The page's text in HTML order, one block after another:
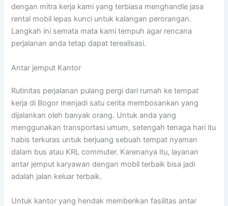
dengan mitra kerja kami yang terbiasa menghandle jasa
rental mobil lepas kunci untuk kalangan perorangan.
Langkah ini semata mata kami tempuh agar rencana
perjalanan anda tetap dapat terealisasi.
Antar jemput Kantor
Rutinitas perjalanan pulang pergi dari rumah ke tempat
kerja di Bogor menjadi satu cerita membosankan yang
dijalankan oleh banyak orang. Untuk anda yang
menggunakan transportasi umum, setengah tenaga hari itu
habis terkuras untuk berjuang sebuah tempat nyaman
dalam bus atau KRL commuter. Karenanya itu, layanan
antar jemput karyawan dengan mobil terbaik bisa jadi
adalah jalan keluar terbaik.
Untuk kantor yang hendak memberikan fasilitas antar